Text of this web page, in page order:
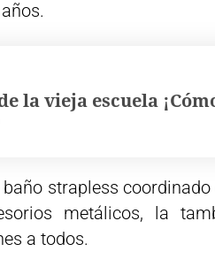
la vieja escuela
strapless coordinado
metálicos, la
a todos.